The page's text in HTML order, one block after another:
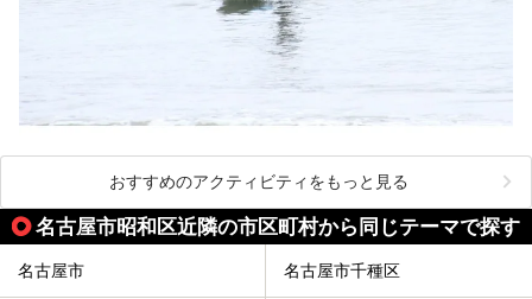
おすすめのアクティビティをもっと見る
名古屋市昭和区近隣の市区町村から同じテーマで探す
名古屋市 名古屋市千種区